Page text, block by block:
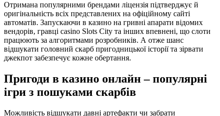
Отримана популярними брендами ліцензія підтверджує й
оригінальність всіх представлених на офіційному сайті
автоматів. Запускаючи в казино на гривні апарати відомих
вендорів, гравці casino Slots City та інших впевнені, що слоти
працюють за алгоритмами розробників. А отже шанс
відшукати головний скарб пригодницької історії та зірвати
джекпот забезпечує кожне обертання.
Пригоди в казино онлайн – популярні
ігри з пошуками скарбів
Можливість відшукати давні артефакти чи забрати